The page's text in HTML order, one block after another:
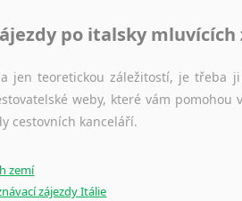
po italsky mluvících
jen teoretickou záležitostí, je třeba
weby, které vám
cestovních kanceláří.
zemí
zájezdy Itálie